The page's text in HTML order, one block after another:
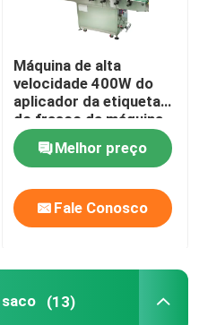
Máquina de alta
velocidade 400W do
aplicador da etiqueta
do frasco da máquina
do fabricante da
etiqueta da garrafa
Melhor preço
Fale Conosco
(13)